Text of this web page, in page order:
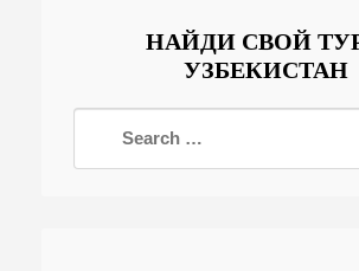
НАЙДИ СВОЙ
УЗБЕКИСТАН